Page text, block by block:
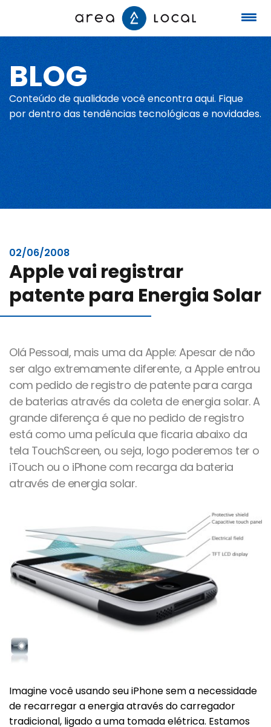
Início
Fale conosco
Portfólio
Sobre nós
Blog
Trabalhe Conosco
BLOG
Conteúdo de qualidade você encontra aqui. Fique
por dentro das tendências tecnológicas e novidades.
02/06/2008
Apple vai registrar
patente para Energia Solar
Olá Pessoal, mais uma da Apple: Apesar de não
ser algo extremamente diferente, a Apple entrou
com pedido de registro de patente para carga
de baterias através da coleta de energia solar. A
grande diferença é que no pedido de registro
está como uma película que ficaria abaixo da
tela TouchScreen, ou seja, logo poderemos ter o
iTouch ou o iPhone com recarga da bateria
através de energia solar.
Imagine você usando seu iPhone sem a necessidade
de recarregar a energia através do carregador
tradicional, ligado a uma tomada elétrica. Estamos